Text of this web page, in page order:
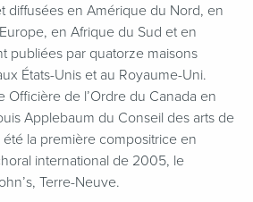
diffusées en Amérique du Nord, en
en Afrique du Sud et en
publiées par quatorze maisons
États-Unis et au Royaume-Uni.
Officière de l’Ordre du Canada en
Applebaum du Conseil des arts de
la première compositrice en
international de 2005, le
Terre-Neuve.